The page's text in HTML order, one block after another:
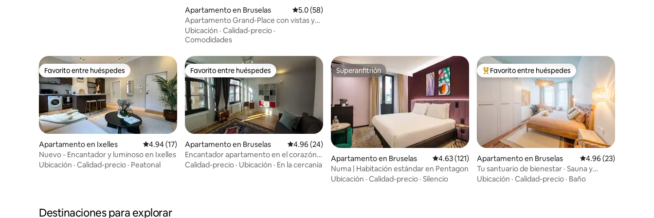
Apartamento en Bruselas Calificación promedio: 5.0 de 5, 58 reseñas
5.0 (58)
Apartamento Grand-Place con vistas y
terraza
Ubicación · Calidad-precio ·
Comodidades
Favorito entre huéspedes
Favorito entre huéspedes
Apartamento en Ixelles Calificación promedio: 4.94 de 5, 17 reseñas
4.94 (17)
Nuevo - Encantador y luminoso en Ixelles
Ubicación · Calidad-precio · Peatonal
Favorito entre huéspedes
Favorito entre huéspedes
Apartamento en Bruselas Calificación promedio: 4.96 de 5, 24 reseñas
4.96 (24)
Encantador apartamento en el corazón
de Bruselas- Marolles.
Calidad-precio · Ubicación · En la cercanía
Superanfitrión
Superanfitrión
Apartamento en Bruselas Calificación promedio: 4.63 de 5, 121 reseñas
4.63 (121)
Numa | Habitación estándar en Pentagon
Ubicación · Calidad-precio · Silencio
Favorito entre huéspedes preferido
Favorito entre huéspedes
Apartamento en Bruselas Calificación
4.96 (23)
Tu santuario de bienestar · Sauna y
gimnasio privados
Ubicación · Calidad-precio · Baño
Destinaciones para explorar